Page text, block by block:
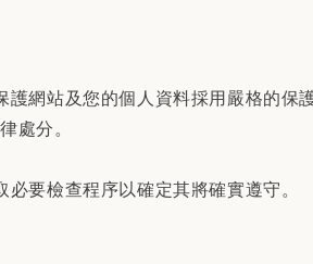
網站及您的個人資料採用嚴格的保
處分。
要檢查程序以確定其將確實遵守。